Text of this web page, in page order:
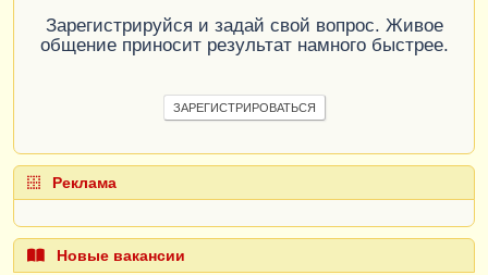
Если
трДинамическогоСписка(СписокАдресов,
"КИСодержит"
ОбщегоНазначенияКлиентСервер.УстановитьПараме
трДинамическогоСписка
Зарегистрируйся и задай свой вопрос. Живое
общение приносит результат намного быстрее.
ЗАРЕГИСТРИРОВАТЬСЯ
Реклама
Новые вакансии